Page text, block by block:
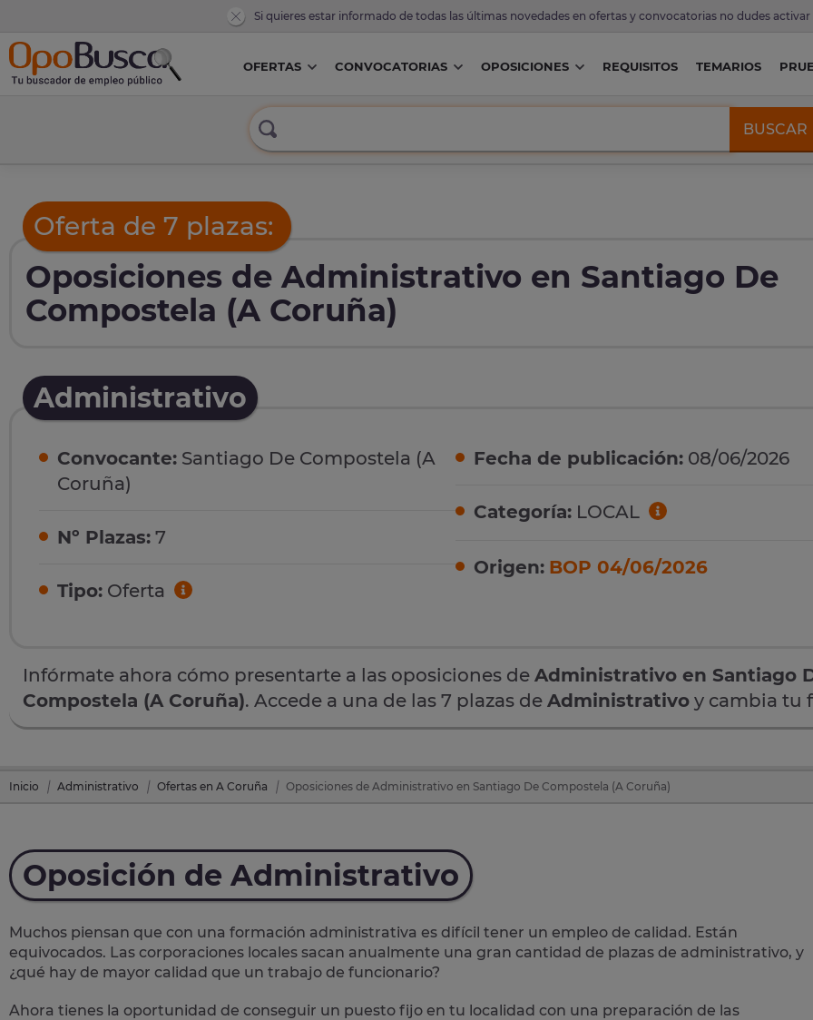
Si quieres estar informado de todas las últimas novedades en ofertas y convocatorias no dudes activar
OFERTAS CONVOCATORIAS OPOSICIONES REQUISITOS TEMARIOS
BUSCAR
Oferta de 7 plazas:
Oposiciones de Administrativo en Santiago De
Compostela (A Coruña)
Administrativo
Convocante: Santiago De Compostela (A
Coruña)
Nº Plazas: 7
Tipo: Oferta
Fecha de publicación: 08/06/2026
Categoría: LOCAL
Origen: BOP 04/06/2026
Infórmate ahora cómo presentarte a las oposiciones de Administrativo en Santiago
Compostela (A Coruña). Accede a una de las 7 plazas de Administrativo y cambia tu
Inicio Administrativo Ofertas en A Coruña Oposiciones de Administrativo en Santiago De Compostela (A Coruña)
Oposición de Administrativo
Muchos piensan que con una formación administrativa es difícil tener un empleo de calidad. Están
equivocados. Las corporaciones locales sacan anualmente una gran cantidad de plazas de administrativo, y
¿qué hay de mayor calidad que un trabajo de funcionario?
Ahora tienes la oportunidad de conseguir un puesto fijo en tu localidad con una preparación de las